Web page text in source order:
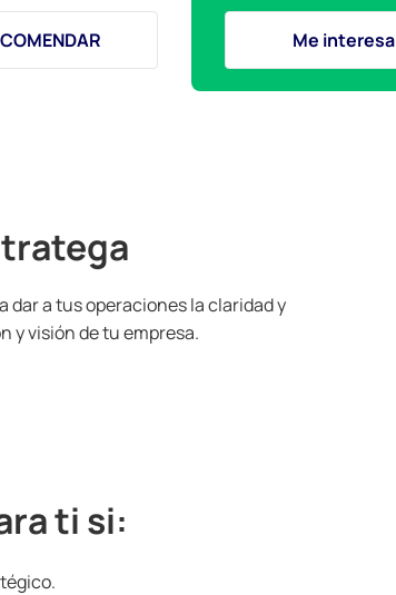
Me interesa
a tus operaciones la claridad y
y visión de tu empresa.
ti si: